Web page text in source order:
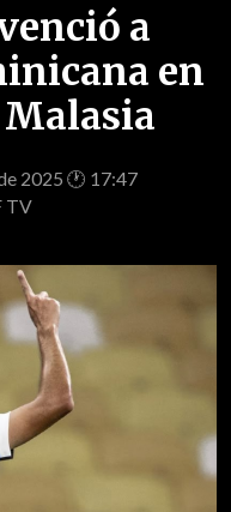
a
en
2025 🕐 17:47
TV